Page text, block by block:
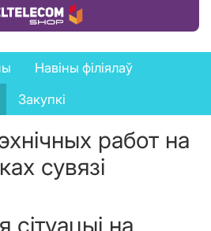
Купіць тавар
Навіны філіялаў
Закупкі
работ на
сувязі
на